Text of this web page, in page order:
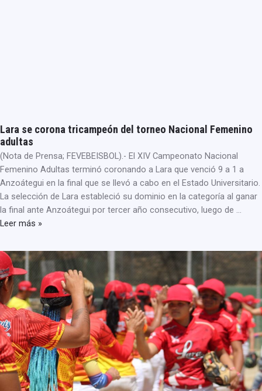
Lara se corona tricampeón del torneo Nacional Femenino
adultas
(Nota de Prensa; FEVEBEISBOL).- El XIV Campeonato Nacional
Femenino Adultas terminó coronando a Lara que venció 9 a 1 a
Anzoátegui en la final que se llevó a cabo en el Estado Universitario.
La selección de Lara estableció su dominio en la categoría al ganar
la final ante Anzoátegui por tercer año consecutivo, luego de …
Leer más »